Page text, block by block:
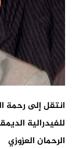
انتقل إلى رحمة
للفيدرالية
الرحمان العزوزي